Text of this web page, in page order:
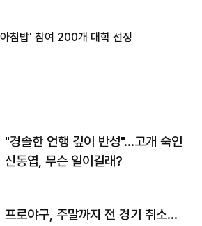
침밥' 참여 200개 대학 선정
"경솔한 언행 깊이 반성"…고개 숙인
신동엽, 무슨 일이길래?
프로야구, 주말까지 전 경기 취소…